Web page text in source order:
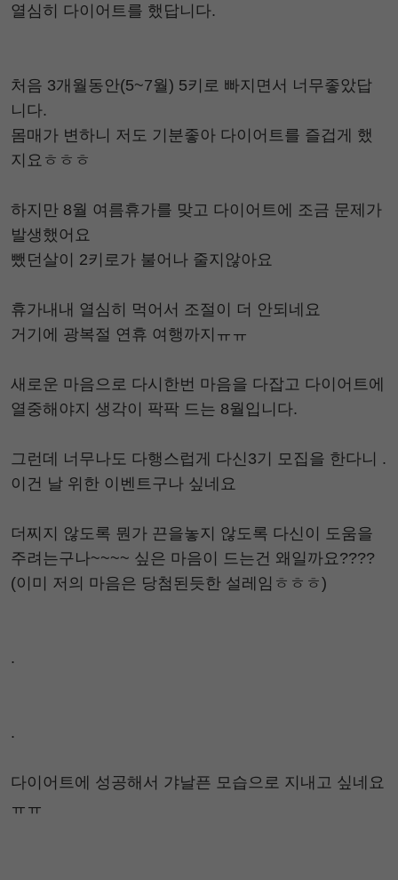
열심히 다이어트를 했답니다.
처음 3개월동안(5~7월) 5키로 빠지면서 너무좋았답
니다.
몸매가 변하니 저도 기분좋아 다이어트를 즐겁게 했
지요ㅎㅎㅎ
하지만 8월 여름휴가를 맞고 다이어트에 조금 문제가
발생했어요
뺐던살이 2키로가 불어나 줄지않아요
휴가내내 열심히 먹어서 조절이 더 안되네요
거기에 광복절 연휴 여행까지ㅠㅠ
새로운 마음으로 다시한번 마음을 다잡고 다이어트에
열중해야지 생각이 팍팍 드는 8월입니다.
그런데 너무나도 다행스럽게 다신3기 모집을 한다니 .
이건 날 위한 이벤트구나 싶네요
더찌지 않도록 뭔가 끈을놓지 않도록 다신이 도움을
주려는구나~~~~ 싶은 마음이 드는건 왜일까요????
(이미 저의 마음은 당첨된듯한 설레임ㅎㅎㅎ)
.
.
다이어트에 성공해서 갸날픈 모습으로 지내고 싶네요
ㅠㅠ